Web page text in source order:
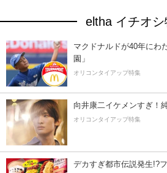
eltha イチオシ
マクドナルドが40年にわ
園」
オリコンタイアップ特集
向井康二イケメンすぎ！
オリコンタイアップ特集
デカすぎ都市伝説発生!?